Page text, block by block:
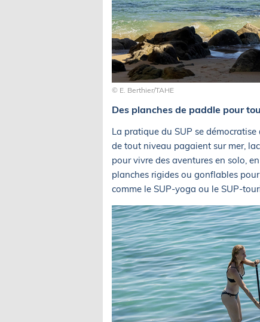
© E. Berthier/TAHE
Des planches de paddle pour
La pratique du SUP se
de tout niveau pagaient sur mer,
pour vivre des aventures en solo,
planches rigides ou gonflables
comme le SUP-yoga ou le SUP-